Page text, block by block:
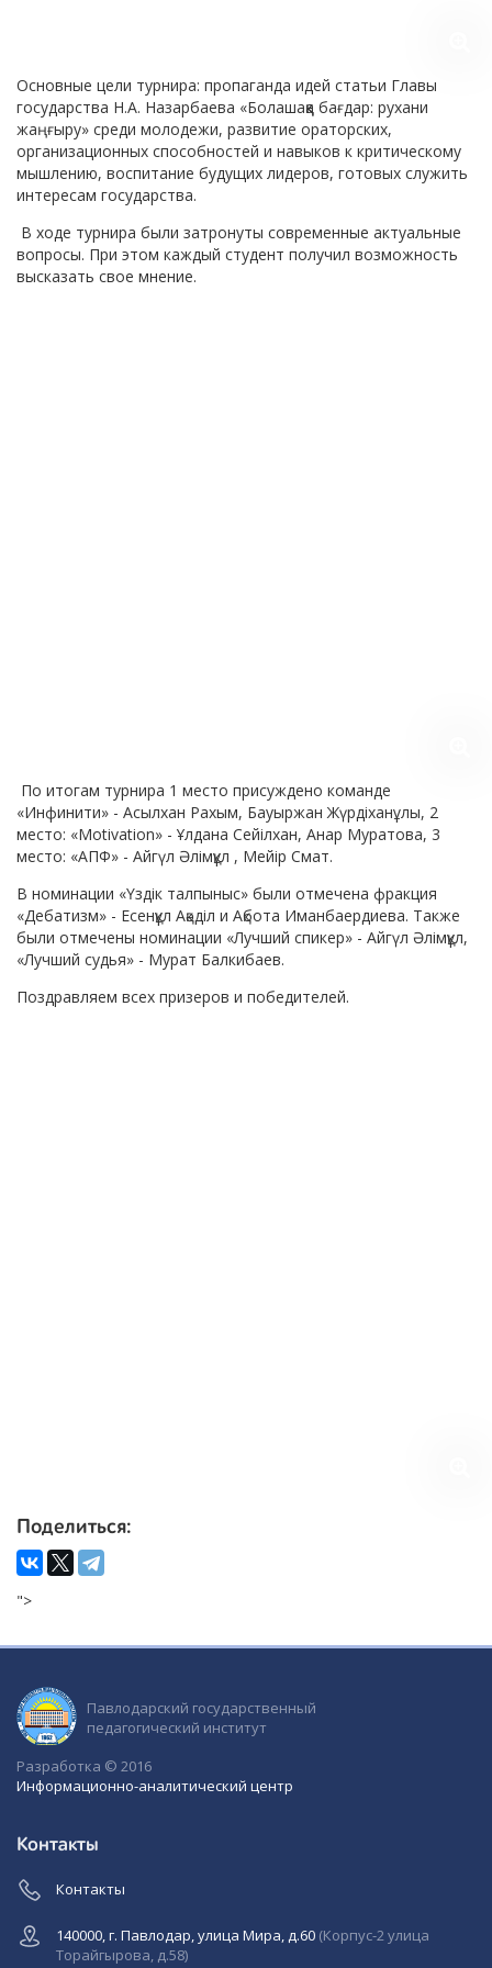
Основные цели турнира: пропаганда идей статьи Главы
государства Н.А. Назарбаева «Болашаққа бағдар: рухани
жаңғыру» среди молодежи, развитие ораторских,
организационных способностей и навыков к критическому
мышлению, воспитание будущих лидеров, готовых служить
интересам государства.
В ходе турнира были затронуты современные актуальные
вопросы. При этом каждый студент получил возможность
высказать свое мнение.
По итогам турнира 1 место присуждено команде
«Инфинити» - Асылхан Рахым, Бауыржан Жүрдіханұлы, 2
место: «Motivation» - Ұлдана Сейілхан, Анар Муратова, 3
место: «АПФ» - Айгүл Әлімқұл , Мейір Смат.
В номинации «Үздік талпыныс» были отмечена фракция
«Дебатизм» - Есенқұл Ақәділ и Ақбота Иманбаердиева. Также
были отмечены номинации «Лучший спикер» - Айгүл Әлімқұл,
«Лучший судья» - Мурат Балкибаев.
Поздравляем всех призеров и победителей.
Поделиться:
">
Павлодарский государственный
педагогический институт
Разработка © 2016
Информационно-аналитический центр
Контакты
Контакты
140000, г. Павлодар, улица Мира, д.60 (Корпус-2 улица
Торайгырова, д.58)